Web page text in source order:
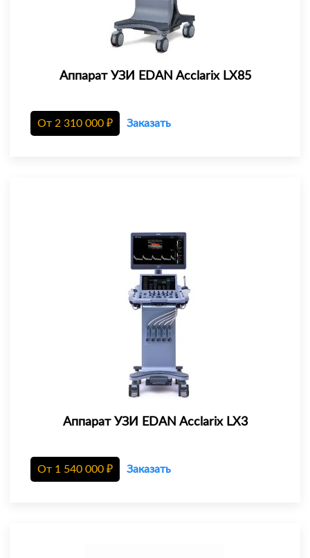
Аппарат УЗИ EDAN Acclarix LX85
От 2 310 000 ₽ Заказать
Аппарат УЗИ EDAN Acclarix LX3
От 1 540 000 ₽ Заказать